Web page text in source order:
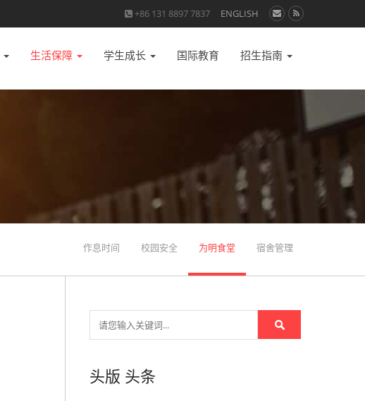
+86 131 8897 7837 ENGLISH
生活保障 学生成长 国际教育 招生指南
作息时间 校园安全 为明食堂 宿舍管理
头版 头条